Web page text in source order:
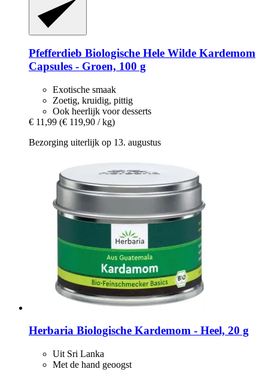
Pfefferdieb Biologische Hele Wilde Kardemom
Capsules -​ Groen, 100 g
Exotische smaak
Zoetig, kruidig, pittig
Ook heerlijk voor desserts
€ 11,99 (€ 119,90 / kg)
Bezorging uiterlijk op 13. augustus
Herbaria Biologische Kardemom -​ Heel, 20 g
Uit Sri Lanka
Met de hand geoogst